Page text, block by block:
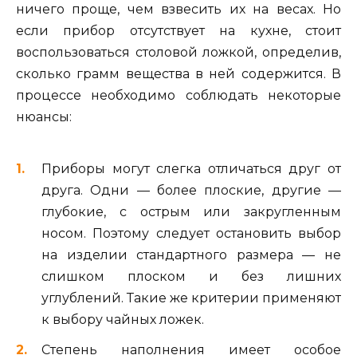
ничего проще, чем взвесить их на весах. Но
если прибор отсутствует на кухне, стоит
воспользоваться столовой ложкой, определив,
сколько грамм вещества в ней содержится. В
процессе необходимо соблюдать некоторые
нюансы:
Приборы могут слегка отличаться друг от
друга. Одни — более плоские, другие —
глубокие, с острым или закругленным
носом. Поэтому следует остановить выбор
на изделии стандартного размера — не
слишком плоском и без лишних
углублений. Такие же критерии применяют
к выбору чайных ложек.
Степень наполнения имеет особое